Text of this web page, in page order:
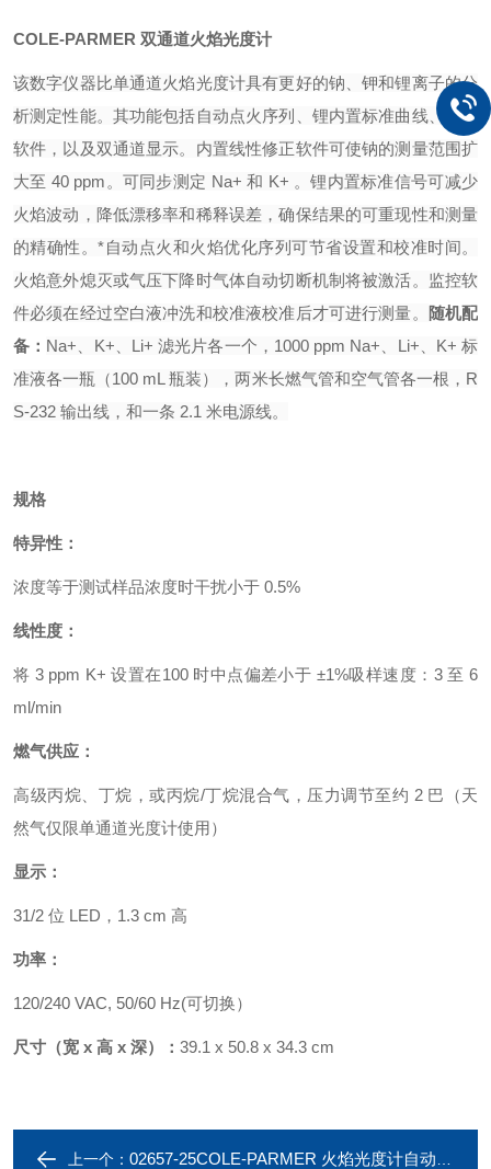
COLE-PARMER 双通道火焰光度计
该数字仪器比单通道火焰光度计具有更好的钠、钾和锂离子的分
析测定性能。其功能包括自动点火序列、锂内置标准曲线、监控
软件，以及双通道显示。内置线性修正软件可使钠的测量范围扩
大至 40 ppm。可同步测定 Na+ 和 K+ 。锂内置标准信号可减少
火焰波动，降低漂移率和稀释误差，确保结果的可重现性和测量
的精确性。*自动点火和火焰优化序列可节省设置和校准时间。
火焰意外熄灭或气压下降时气体自动切断机制将被激活。监控软
件必须在经过空白液冲洗和校准液校准后才可进行测量。
随机配
备： Na+、K+、Li+ 滤光片各一个，1000 ppm Na+、Li+、K+ 标
准液各一瓶（100 mL 瓶装），两米长燃气管和空气管各一根，R
S-232 输出线，和一条 2.1 米电源线。
规格
特异性：
浓度等于测试样品浓度时干扰小于 0.5%
线性度：
将 3 ppm K+ 设置在100 时中点偏差小于 ±1%吸样速度：3 至 6
ml/min
燃气供应：
高级丙烷、丁烷，或丙烷/丁烷混合气，压力调节至约 2 巴（天
然气仅限单通道光度计使用）
显示：
31/2 位 LED，1.3 cm 高
功率：
120/240 VAC, 50/60 Hz(可切换）
尺寸（宽 x 高 x 深）： 39.1 x 50.8 x 34.3 cm
上一个： 02657-25COLE-PARMER 火焰光度计自动进样器 860型